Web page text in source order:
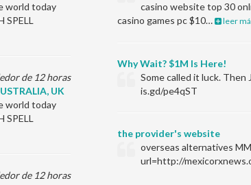
world today
de 12 horas
UK
world today
de 12 horas
casino website top 30
casino games pc $10…
leer
Why Wait? $1M Is Here!
Some called it luck.
is.gd/pe4qST
the provider's website
overseas alternatives
url=http://